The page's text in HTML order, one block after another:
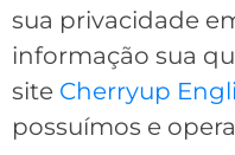
sua privacidade
informação sua
site Cherryup
possuímos e